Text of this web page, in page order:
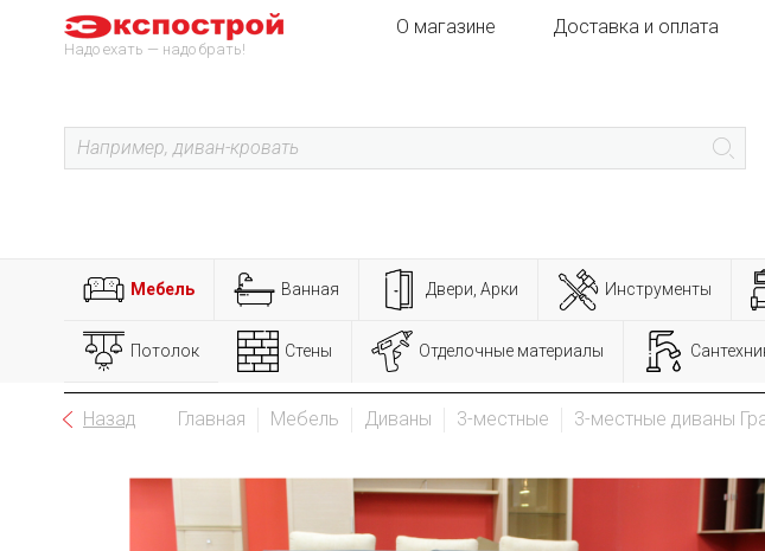
Надо ехать — надо брать!
О магазине Доставка и оплата
Мебель Ванная Двери, Арки Инструменты
Потолок Стены Отделочные материалы
Назад Главная Мебель Диваны 3-местные 3-местные диваны